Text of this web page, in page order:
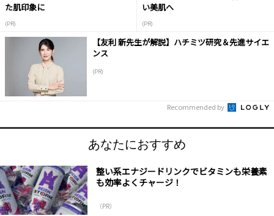
た肌印象に
(PR)
い美肌へ
(PR)
【友利 新先生が解説】ハチミツ研究＆先進サイエ
ンス
(PR)
Recommended by
あなたにおすすめ
整い系エナジードリンクでビタミンも栄養素
も効率よくチャージ！
（PR）